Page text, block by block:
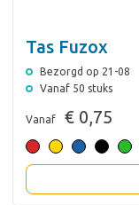
Tas Fuzox
Bezorgd op 21-08
Vanaf 50 stuks
Vanaf € 0,75